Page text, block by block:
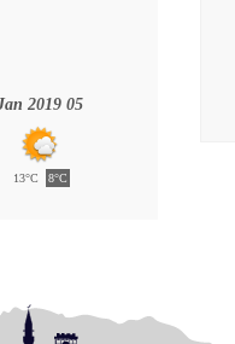
05 Jan 2019
13°C 8°C